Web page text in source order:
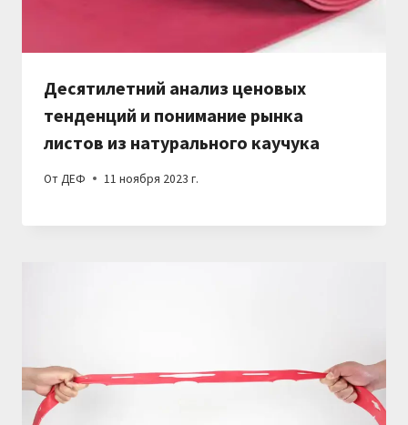
Десятилетний анализ ценовых
тенденций и понимание рынка
листов из натурального каучука
ОтДЕФ 11 ноября 2023 г.